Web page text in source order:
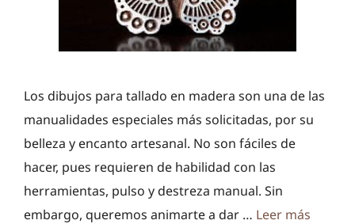
Los dibujos para tallado en madera son una de las
manualidades especiales más solicitadas, por su
belleza y encanto artesanal. No son fáciles de
hacer, pues requieren de habilidad con las
herramientas, pulso y destreza manual. Sin
embargo, queremos animarte a dar … Leer más